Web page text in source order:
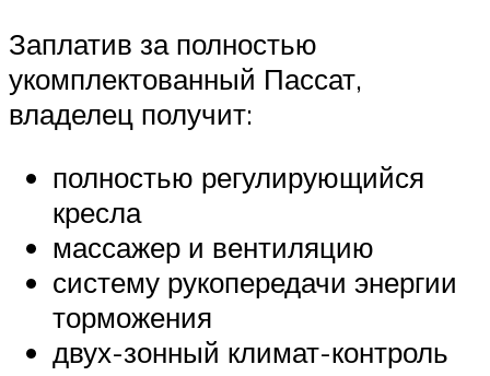
Заплатив за полностью
укомплектованный Пассат,
владелец получит:
полностью регулирующийся
кресла
массажер и вентиляцию
систему рукопередачи энергии
торможения
двух-зонный климат-контроль